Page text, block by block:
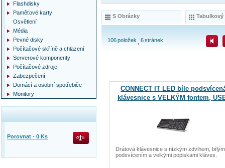
S Obrázky Tabulkový
106položek 6stránek
CONNECT IT LED bíle
klávesnice s VELKÝM fontem,
Drátová klávesnice s nízkým zdvihem, bílým
podsvícením a velkými popiskami kláves.
Flashdisky
Paměťové karty
Osvětlení
Média
Pevné disky
Počítačové skříně a chlazení
Serverové komponenty
Počítačové zdroje
Zabezpečení
Domácí a osobní spotřebiče
Monitory
Porovnat - 0 Ks